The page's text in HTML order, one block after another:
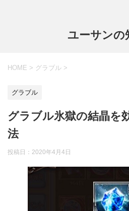
ユーサンの
HOME > グラブル >
グラブル
グラブル氷獄の結晶を
法
投稿日： 2020年4月4日